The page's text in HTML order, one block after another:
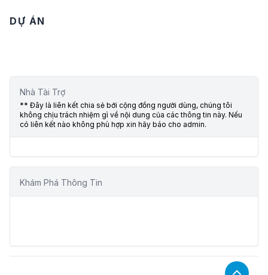
DỰ ÁN
Nhà Tài Trợ
** Đây là liên kết chia sẻ bới cộng đồng người dùng, chúng tôi
không chịu trách nhiệm gì về nội dung của các thông tin này. Nếu
có liên kết nào không phù hợp xin hãy báo cho admin.
Khám Phá Thông Tin